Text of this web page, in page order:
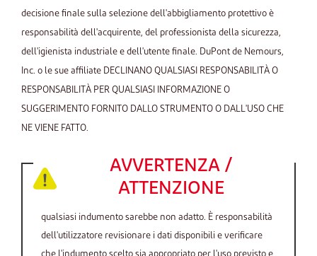
decisione finale sulla selezione dell'abbigliamento protettivo è
responsabilità dell'acquirente, del professionista della sicurezza,
dell'igienista industriale e dell'utente finale. DuPont de Nemours,
Inc. o le sue affiliate DECLINANO QUALSIASI RESPONSABILITÀ O
RESPONSABILITÀ PER QUALSIASI INFORMAZIONE O
SUGGERIMENTO FORNITO DALLO STRUMENTO O DALL'USO CHE
NE VIENE FATTO.
AVVERTENZA /
ATTENZIONE
qualsiasi indumento sarebbe non adatto. È responsabilità
dell'utilizzatore revisionare i dati disponibili e verificare